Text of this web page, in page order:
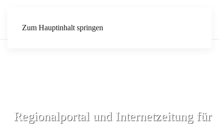
Zum Hauptinhalt springen
Regionalportal und Internetzeitung für